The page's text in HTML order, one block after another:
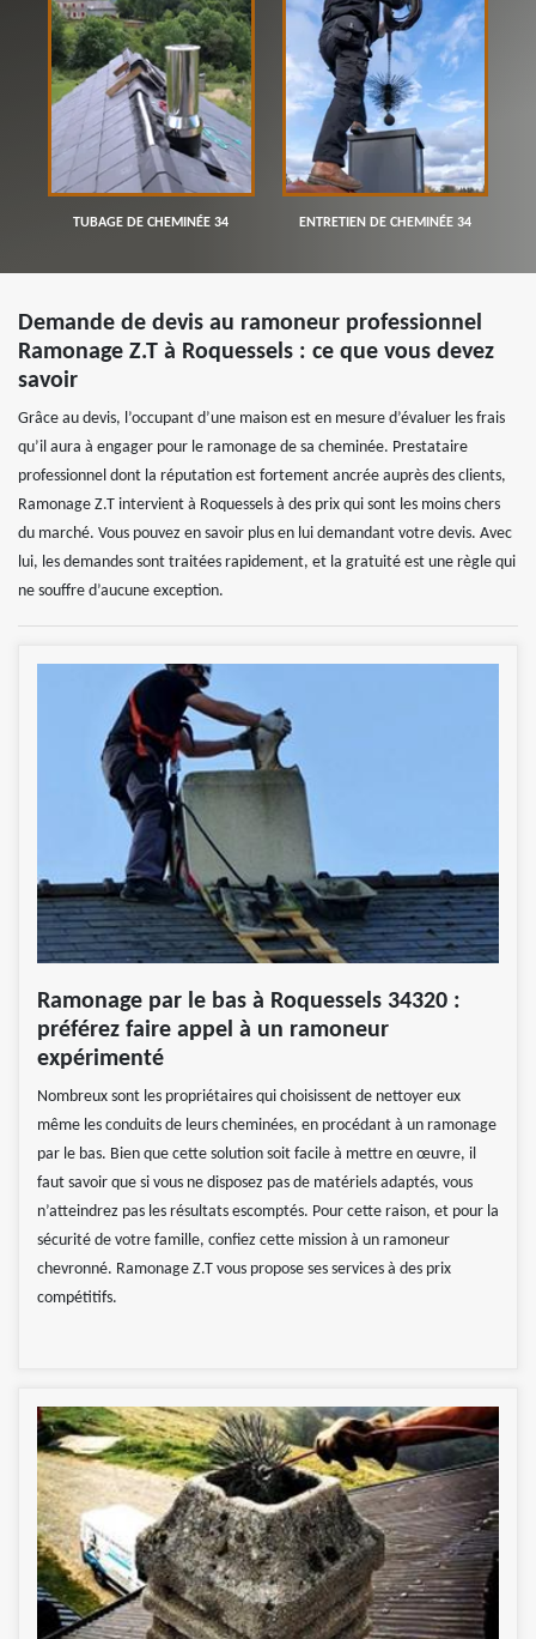
TUBAGE DE CHEMINÉE 34 ENTRETIEN DE CHEMINÉE 34
Demande de devis au ramoneur professionnel
Ramonage Z.T à Roquessels : ce que vous devez
savoir
Grâce au devis, l’occupant d’une maison est en mesure d’évaluer les frais
qu’il aura à engager pour le ramonage de sa cheminée. Prestataire
professionnel dont la réputation est fortement ancrée auprès des clients,
Ramonage Z.T intervient à Roquessels à des prix qui sont les moins chers
du marché. Vous pouvez en savoir plus en lui demandant votre devis. Avec
lui, les demandes sont traitées rapidement, et la gratuité est une règle qui
ne souffre d’aucune exception.
Ramonage par le bas à Roquessels 34320 :
préférez faire appel à un ramoneur
expérimenté
Nombreux sont les propriétaires qui choisissent de nettoyer eux
même les conduits de leurs cheminées, en procédant à un ramonage
par le bas. Bien que cette solution soit facile à mettre en œuvre, il
faut savoir que si vous ne disposez pas de matériels adaptés, vous
n’atteindrez pas les résultats escomptés. Pour cette raison, et pour la
sécurité de votre famille, confiez cette mission à un ramoneur
chevronné. Ramonage Z.T vous propose ses services à des prix
compétitifs.